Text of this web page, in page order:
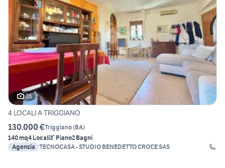
26
4 LOCALI A TRIGGIANO
130.000 €Triggiano(BA)
140 mq4 Locali3° Piano2 Bagni
Agenzia TECNOCASA - STUDIO BENEDETTO CROCE SAS